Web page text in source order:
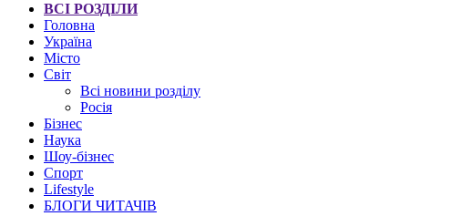
ВСІ РОЗДІЛИ
Головна
Україна
Місто
Світ
Всі новини розділу
Росія
Бізнес
Наука
Шоу-бізнес
Спорт
Lifestyle
БЛОГИ ЧИТАЧІВ